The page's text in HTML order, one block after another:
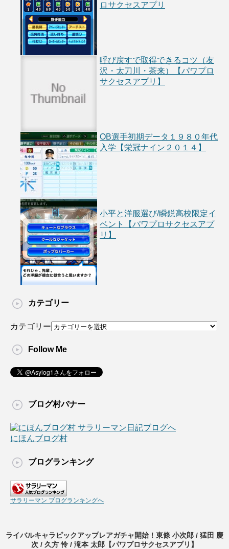
ロサクセスアプリ
呼び戻すで取得できるコツ（友
沢・太刀川・茶来）【パワプロ
サクセスアプリ】
OB選手初期データ１９８０年代
入学【栄冠ナイン２０１４】
小平と洋服選び/瞬鋭高校限定イ
ベント【パワプロサクセスアプ
リ】
カテゴリー
カテゴリー
Follow Me
ブログ村バナー
にほんブログ村
ブログランキング
サラリーマン ブログランキングへ
ライバルキャラピックアップレアガチャ開始！東條 小次郎 / 猛田 慶
次 / 久方 怜 / 滝本 太郎【パワプロサクセスアプリ】